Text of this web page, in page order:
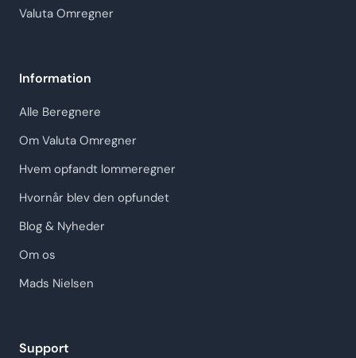
Valuta Omregner
Information
Alle Beregnere
Om Valuta Omregner
Hvem opfandt lommeregner
Hvornår blev den opfundet
Blog & Nyheder
Om os
Mads Nielsen
Support